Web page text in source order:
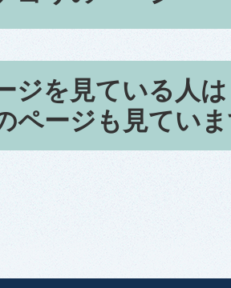
ジを見ている人は
ページも見てい